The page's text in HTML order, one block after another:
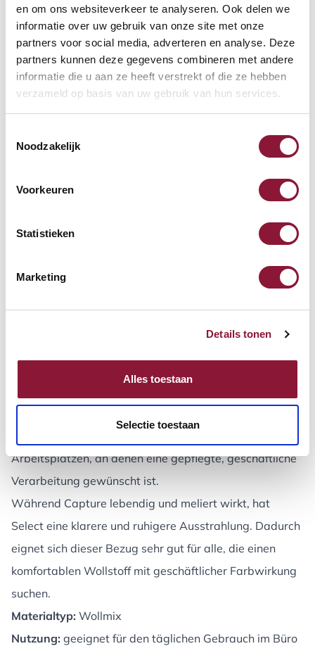
en om ons websiteverkeer te analyseren. Ook delen we
informatie over uw gebruik van onze site met onze
partners voor social media, adverteren en analyse. Deze
partners kunnen deze gegevens combineren met andere
informatie die u aan ze heeft verstrekt of die ze hebben
verzameld op basis van uw gebruik van hun services.
Noodzakelijk
Voorkeuren
Statistieken
Marketing
Details tonen
Alles toestaan
Selectie toestaan
Ausstrahlung:helle und dunkle Töne gehen subtil
ineinander über, wodurch der Stoff lebendig, aber ruhig
wirkt
Reinigung: regelmäßig vorsichtig mit einer weichen
Bürste absaugen. Flecken sofort abtupfen, nicht reiben.
Bei hartnäckigen Flecken wird eine professionelle
Natürliche Ausstrahlung
Arbeitsplätzen, an denen eine gepflegte, geschäftliche
Verarbeitung gewünscht ist.
Während Capture lebendig und meliert wirkt, hat
Select eine klarere und ruhigere Ausstrahlung. Dadurch
eignet sich dieser Bezug sehr gut für alle, die einen
komfortablen Wollstoff mit geschäftlicher Farbwirkung
suchen.
Materialtyp: Wollmix
Nutzung: geeignet für den täglichen Gebrauch im Büro